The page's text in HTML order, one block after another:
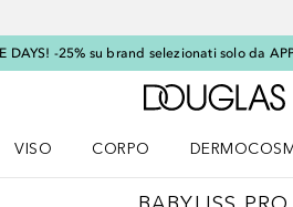
DAYS! -25% su brand selezionati solo da
VISO
CORPO